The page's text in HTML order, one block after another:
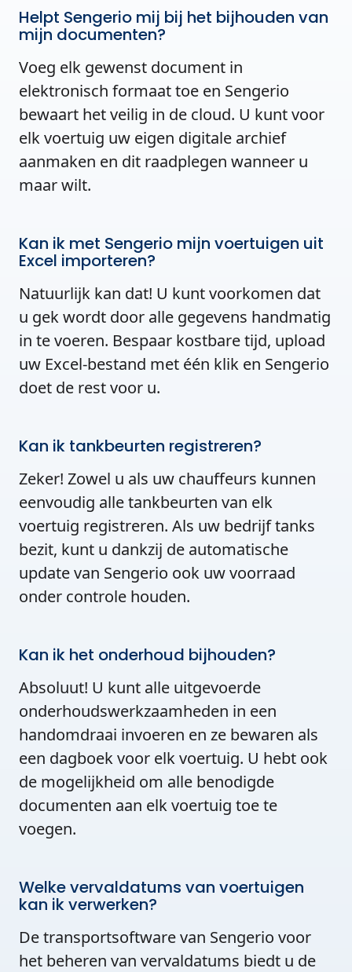
Helpt Sengerio mij bij het bijhouden van
mijn documenten?
Voeg elk gewenst document in
elektronisch formaat toe en Sengerio
bewaart het veilig in de cloud. U kunt voor
elk voertuig uw eigen digitale archief
aanmaken en dit raadplegen wanneer u
maar wilt.
Kan ik met Sengerio mijn voertuigen uit
Excel importeren?
Natuurlijk kan dat! U kunt voorkomen dat
u gek wordt door alle gegevens handmatig
in te voeren. Bespaar kostbare tijd, upload
uw Excel-bestand met één klik en Sengerio
doet de rest voor u.
Kan ik tankbeurten registreren?
Zeker! Zowel u als uw chauffeurs kunnen
eenvoudig alle tankbeurten van elk
voertuig registreren. Als uw bedrijf tanks
bezit, kunt u dankzij de automatische
update van Sengerio ook uw voorraad
onder controle houden.
Kan ik het onderhoud bijhouden?
Absoluut! U kunt alle uitgevoerde
onderhoudswerkzaamheden in een
handomdraai invoeren en ze bewaren als
een dagboek voor elk voertuig. U hebt ook
de mogelijkheid om alle benodigde
documenten aan elk voertuig toe te
voegen.
Welke vervaldatums van voertuigen
kan ik verwerken?
De transportsoftware van Sengerio voor
het beheren van vervaldatums biedt u de